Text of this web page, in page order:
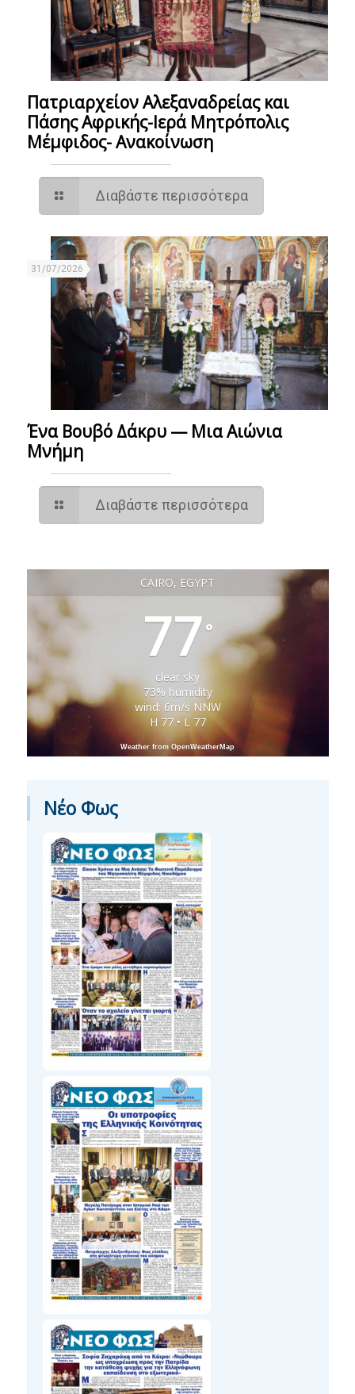
Πατριαρχείον Αλεξαναδρείας και
Πάσης Αφρικής-Ιερά Μητρόπολις
Μέμφιδος- Ανακοίνωση
Διαβάστε περισσότερα
31/07/2026
Ένα Βουβό Δάκρυ — Μια Αιώνια
Μνήμη
Διαβάστε περισσότερα
CAIRO, EGYPT
77°
clear sky
73% humidity
wind: 6m/s NNW
H 77 • L 77
Weather from OpenWeatherMap
Νέο Φως